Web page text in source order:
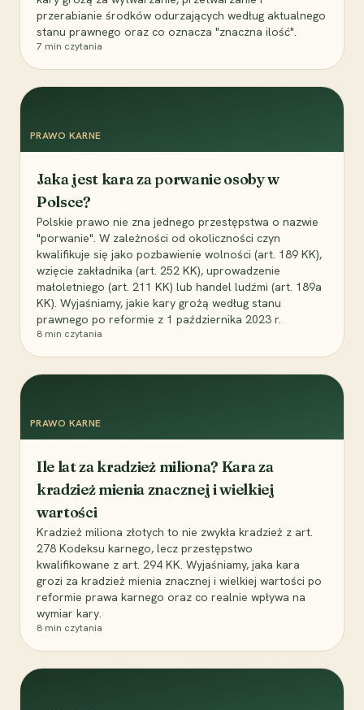
przerabianie środków odurzających według aktualnego
stanu prawnego oraz co oznacza "znaczna ilość".
7 min czytania
PRAWO KARNE
Jaka jest kara za porwanie osoby w
Polsce?
Polskie prawo nie zna jednego przestępstwa o nazwie
"porwanie". W zależności od okoliczności czyn
kwalifikuje się jako pozbawienie wolności (art. 189 KK),
wzięcie zakładnika (art. 252 KK), uprowadzenie
małoletniego (art. 211 KK) lub handel ludźmi (art. 189a
KK). Wyjaśniamy, jakie kary grożą według stanu
prawnego po reformie z 1 października 2023 r.
8 min czytania
PRAWO KARNE
Ile lat za kradzież miliona? Kara za
kradzież mienia znacznej i wielkiej
wartości
Kradzież miliona złotych to nie zwykła kradzież z art.
278 Kodeksu karnego, lecz przestępstwo
kwalifikowane z art. 294 KK. Wyjaśniamy, jaka kara
grozi za kradzież mienia znacznej i wielkiej wartości po
reformie prawa karnego oraz co realnie wpływa na
wymiar kary.
8 min czytania